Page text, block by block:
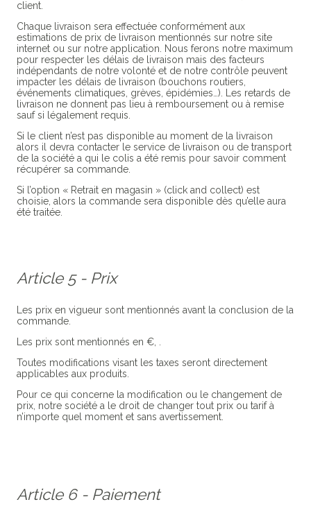
client.
Chaque livraison sera effectuée conformément aux
estimations de prix de livraison mentionnés sur notre site
internet ou sur notre application. Nous ferons notre maximum
pour respecter les délais de livraison mais des facteurs
indépendants de notre volonté et de notre contrôle peuvent
impacter les délais de livraison (bouchons routiers,
événements climatiques, grèves, épidémies…). Les retards de
livraison ne donnent pas lieu à remboursement ou à remise
sauf si légalement requis.
Si le client n’est pas disponible au moment de la livraison
alors il devra contacter le service de livraison ou de transport
de la société a qui le colis a été remis pour savoir comment
récupérer sa commande.
Si l’option « Retrait en magasin » (click and collect) est
choisie, alors la commande sera disponible dès qu’elle aura
été traitée.
Article 5 - Prix
Les prix en vigueur sont mentionnés avant la conclusion de la
commande.
Les prix sont mentionnés en €, .
Toutes modifications visant les taxes seront directement
applicables aux produits.
Pour ce qui concerne la modification ou le changement de
prix, notre société a le droit de changer tout prix ou tarif à
n’importe quel moment et sans avertissement.
Article 6 - Paiement